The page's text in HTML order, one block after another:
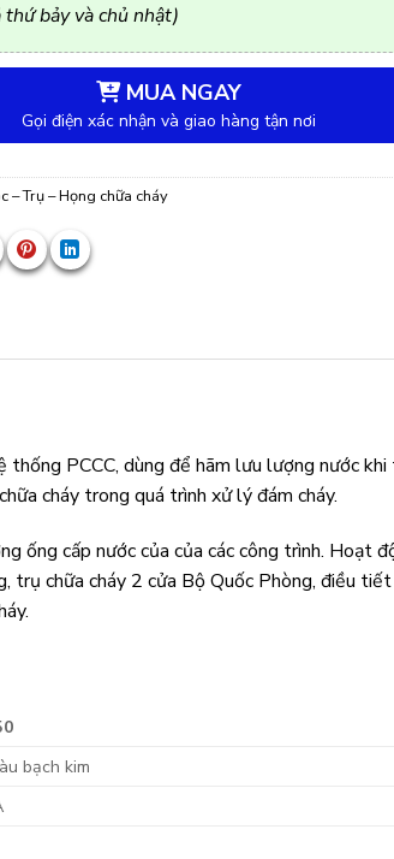
bảy và chủ nhật)
MUA NGAY
Gọi điện xác nhận và giao hàng tận nơi
– Trụ – Họng chữa cháy
PCCC, dùng để hãm lưu lượng nước khi
cháy trong quá trình xử lý đám cháy.
ống cấp nước của của các công trình. Hoạt
trụ chữa cháy 2 cửa Bộ Quốc Phòng, điều tiết
bạch kim